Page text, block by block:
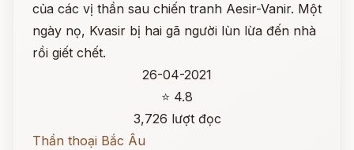
của các vị thần sau chiến tranh Aesir-Vanir. Một
ngày nọ, Kvasir bị hai gã người lùn lừa đến nhà
rồi giết chết.
26-04-2021
⭐ 4.8
3,726 lượt đọc
Thần thoại Bắc Âu